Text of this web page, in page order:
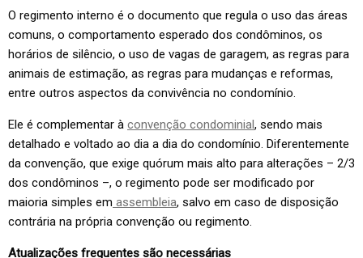
O regimento interno é o documento que regula o uso das áreas
comuns, o comportamento esperado dos condôminos, os
horários de silêncio, o uso de vagas de garagem, as regras para
animais de estimação, as regras para mudanças e reformas,
entre outros aspectos da convivência no condomínio.
Ele é complementar à convenção condominial, sendo mais
detalhado e voltado ao dia a dia do condomínio. Diferentemente
da convenção, que exige quórum mais alto para alterações – 2/3
dos condôminos –, o regimento pode ser modificado por
maioria simples em assembleia, salvo em caso de disposição
contrária na própria convenção ou regimento.
Atualizações frequentes são necessárias